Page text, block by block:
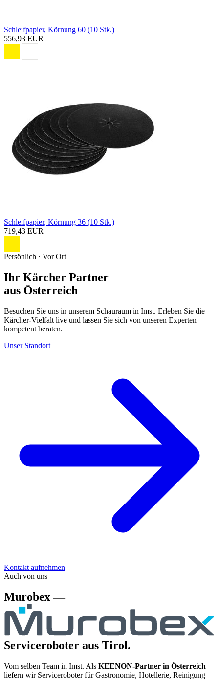
Schleifpapier, Körnung 60 (10 Stk.)
556,93 EUR
Schleifpapier, Körnung 36 (10 Stk.)
719,43 EUR
Persönlich · Vor Ort
Ihr Kärcher Partner
aus Österreich
Besuchen Sie uns in unserem Schauraum in Imst. Erleben Sie die
Kärcher-Vielfalt live und lassen Sie sich von unseren Experten
kompetent beraten.
Unser Standort
Kontakt aufnehmen
Auch von uns
Murobex —
Serviceroboter aus Tirol.
Vom selben Team in Imst. Als KEENON-Partner in Österreich
liefern wir Serviceroboter für Gastronomie, Hotellerie, Reinigung